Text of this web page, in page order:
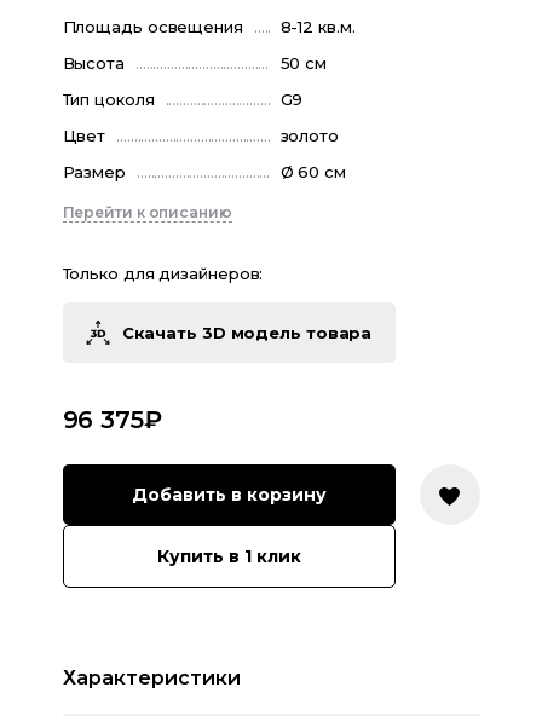
Площадь освещения
8-12 кв.м.
Высота
50 см
Тип цоколя
G9
Цвет
золото
Размер
Ø 60 см
Перейти к описанию
Только для дизайнеров:
Скачать 3D модель товара
96 375₽
Добавить в корзину
Купить в 1 клик
Характеристики